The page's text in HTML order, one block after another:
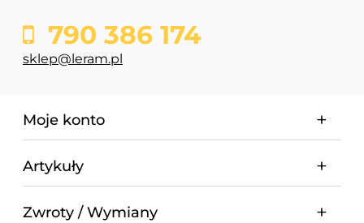
790 386 174
sklep@leram.pl
Moje konto
Artykuły
Zwroty / Wymiany